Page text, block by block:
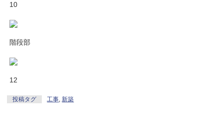
10
階段部
12
投稿タグ 工事,新築